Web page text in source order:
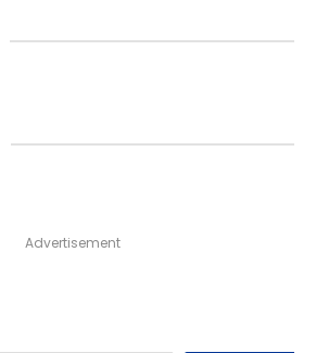
Advertisement